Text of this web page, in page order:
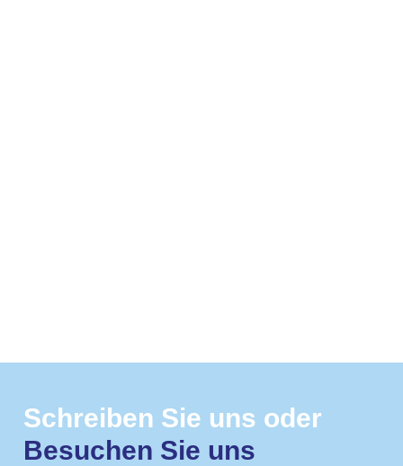
Schreiben Sie uns oder
Besuchen Sie uns